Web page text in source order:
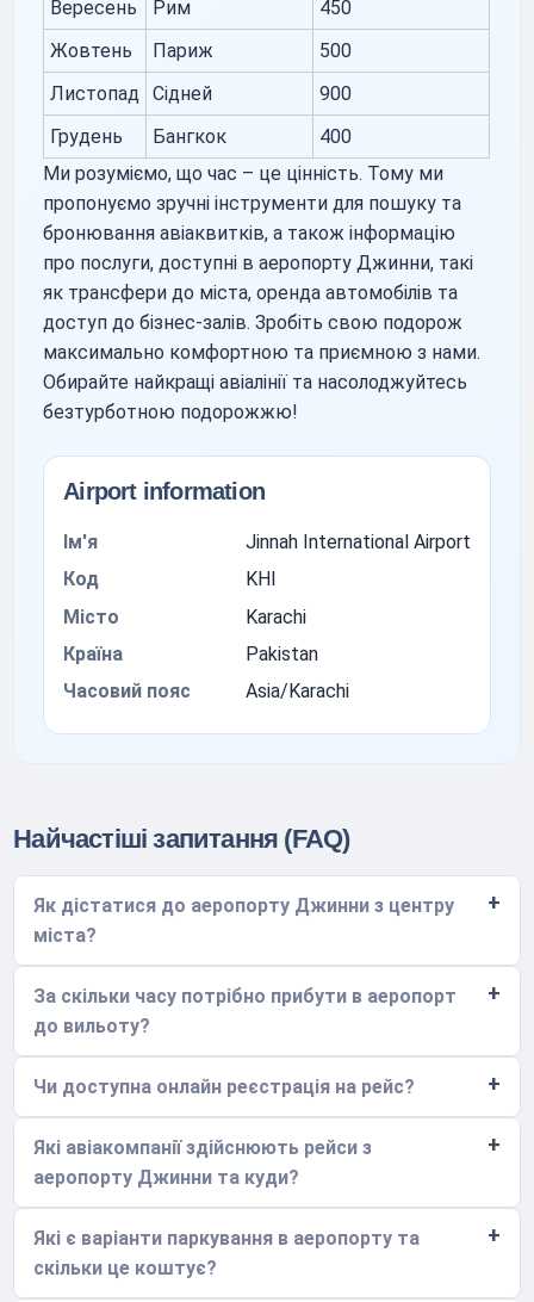
Вересень Рим
450
Жовтень
Париж
500
Листопад
Сідней
900
Грудень
Бангкок
400
Ми розуміємо, що час – це цінність. Тому ми
пропонуємо зручні інструменти для пошуку та
бронювання авіаквитків, а також інформацію
про послуги, доступні в аеропорту Джинни, такі
як трансфери до міста, оренда автомобілів та
доступ до бізнес-залів. Зробіть свою подорож
максимально комфортною та приємною з нами.
Обирайте найкращі авіалінії та насолоджуйтесь
безтурботною подорожжю!
Airport information
Ім'я
Jinnah International Airport
Код
KHI
Місто
Karachi
Країна
Pakistan
Часовий пояс
Asia/Karachi
Найчастіші запитання (FAQ)
Як дістатися до аеропорту Джинни з центру
міста?
За скільки часу потрібно прибути в аеропорт
до вильоту?
Чи доступна онлайн реєстрація на рейс?
Які авіакомпанії здійснюють рейси з
аеропорту Джинни та куди?
Які є варіанти паркування в аеропорту та
скільки це коштує?